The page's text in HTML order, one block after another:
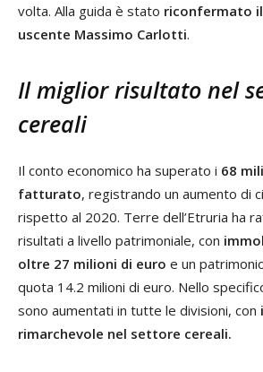
volta. Alla guida è stato riconfermato
uscente Massimo Carlotti.
Il miglior risultato nel
cereali
Il conto economico ha superato i 68
fatturato, registrando un aumento di
rispetto al 2020. Terre dell’Etruria ha
risultati a livello patrimoniale, con
oltre 27 milioni di euro e un
quota 14.2 milioni di euro. Nello
sono aumentati in tutte le divisioni, con
rimarchevole nel settore cereali.